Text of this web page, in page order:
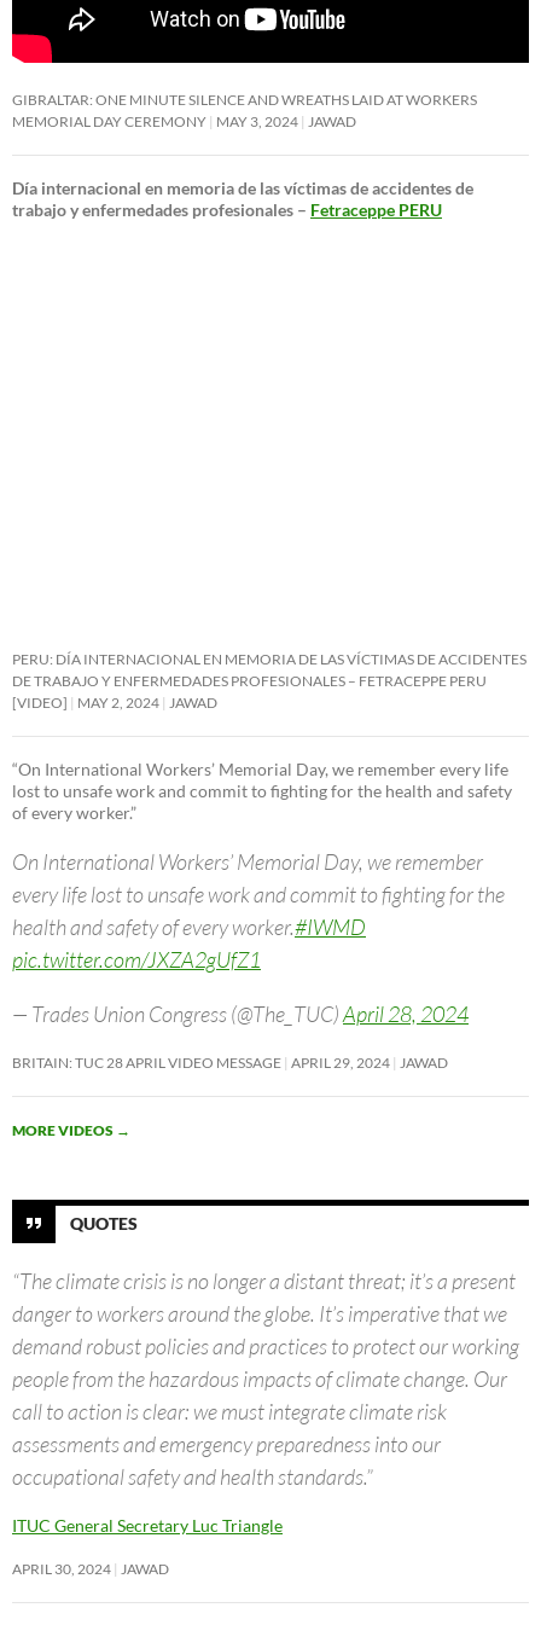
GIBRALTAR: ONE MINUTE SILENCE AND WREATHS LAID AT WORKERS
MEMORIAL DAY CEREMONY MAY 3, 2024 JAWAD
Día internacional en memoria de las víctimas de accidentes de
trabajo y enfermedades profesionales – Fetraceppe PERU
PERU: DÍA INTERNACIONAL EN MEMORIA DE LAS VÍCTIMAS DE ACCIDENTES
DE TRABAJO Y ENFERMEDADES PROFESIONALES – FETRACEPPE PERU
[VIDEO]
MAY 2, 2024 JAWAD
“On International Workers’ Memorial Day, we remember every life
lost to unsafe work and commit to fighting for the health and safety
of every worker.”
On International Workers’ Memorial Day, we remember
every life lost to unsafe work and commit to fighting for the
health and safety of every worker.#IWMD
pic.twitter.com/JXZA2gUfZ1
— Trades Union Congress (@The_TUC)April 28, 2024
BRITAIN: TUC 28 APRIL VIDEO MESSAGE APRIL 29, 2024 JAWAD
MORE VIDEOS →
QUOTES
“The climate crisis is no longer a distant threat; it’s a present
danger to workers around the globe. It’s imperative that we
demand robust policies and practices to protect our working
people from the hazardous impacts of climate change. Our
call to action is clear: we must integrate climate risk
assessments and emergency preparedness into our
occupational safety and health standards.”
ITUC General Secretary Luc Triangle
APRIL 30, 2024 JAWAD